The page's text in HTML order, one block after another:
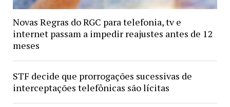
Novas Regras do RGC para telefonia, tv e
internet passam a impedir reajustes antes de 12
meses
STF decide que prorrogações sucessivas de
interceptações telefônicas são lícitas